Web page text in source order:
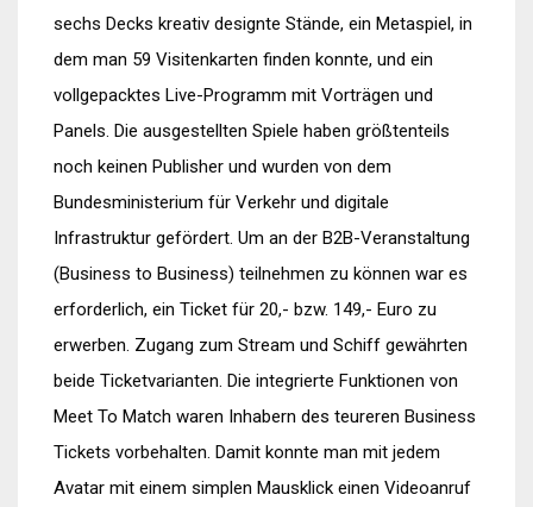
sechs Decks kreativ designte Stände, ein Metaspiel, in
dem man 59 Visitenkarten finden konnte, und ein
vollgepacktes Live-Programm mit Vorträgen und
Panels. Die ausgestellten Spiele haben größtenteils
noch keinen Publisher und wurden von dem
Bundesministerium für Verkehr und digitale
Infrastruktur gefördert. Um an der B2B-Veranstaltung
(Business to Business) teilnehmen zu können war es
erforderlich, ein Ticket für 20,- bzw. 149,- Euro zu
erwerben. Zugang zum Stream und Schiff gewährten
beide Ticketvarianten. Die integrierte Funktionen von
Meet To Match waren Inhabern des teureren Business
Tickets vorbehalten. Damit konnte man mit jedem
Avatar mit einem simplen Mausklick einen Videoanruf